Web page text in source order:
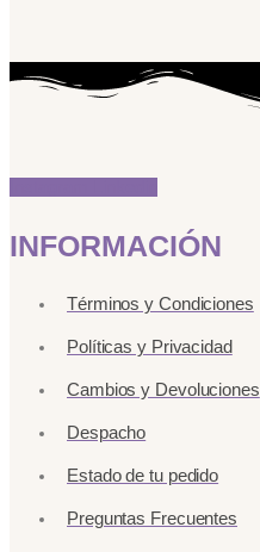
INFORMACIÓN
Términos y Condiciones
Políticas y Privacidad
Cambios y Devoluciones
Despacho
Estado de tu pedido
Preguntas Frecuentes